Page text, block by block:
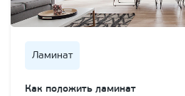
Ламинат
Как положить ламинат